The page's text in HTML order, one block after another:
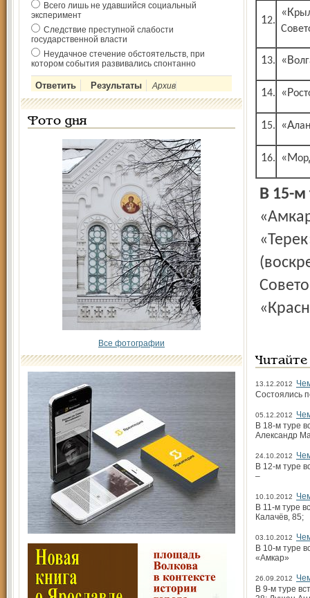
Всего лишь не удавшийся социальный
эксперимент
Следствие преступной слабости
государственной власти
Неудачное стечение обстоятельств, при
котором события развивались спонтанно
Архив
Фото дня
Все фотографии
12.
«Крылья
13.
14.
15.
16.
В 15-
13.12.2012
Состоялись
05.12.2012
В 18-м туре
Александр
24.10.2012
В 12-м туре
–
10.10.2012
В 11-м туре
Калачёв, 85;
03.10.2012
В 10-м туре
«Амкар»
26.09.2012
В 9-м туре